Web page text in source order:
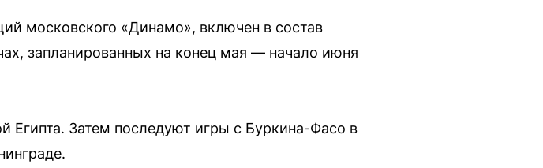
московского «Динамо», включен в состав
запланированных на конец мая — начало июня
Египта. Затем последуют игры с Буркина-Фасо в